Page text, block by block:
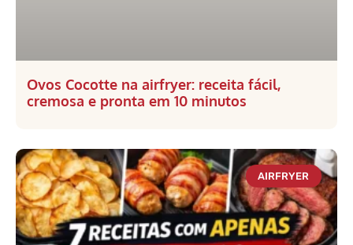
Ovos Cocotte na airfryer: receita fácil,
cremosa e pronta em 10 minutos
AIRFRYER